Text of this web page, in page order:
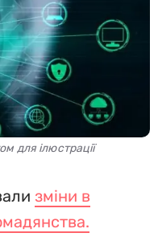
для ілюстрації
зміни в